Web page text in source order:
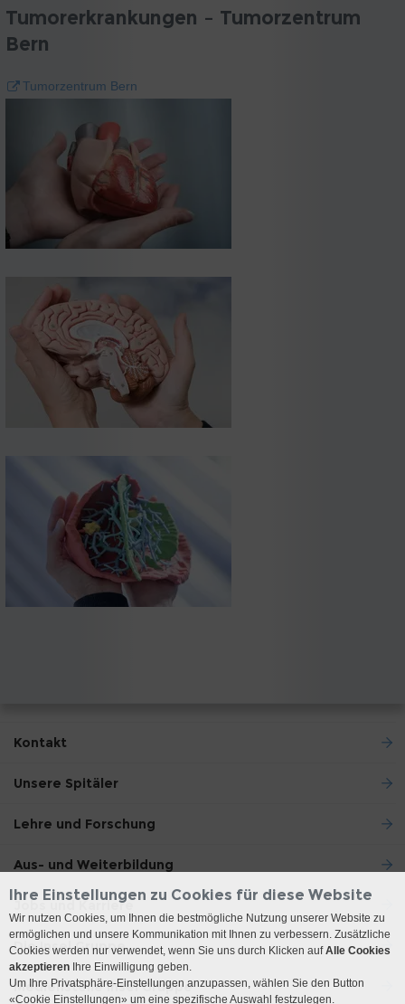
Tumorerkrankungen – Tumorzentrum
Bern
Tumorzentrum Bern
Kontakt
Unsere Spitäler
Lehre und Forschung
Aus- und Weiterbildung
Jobs und Karriere
Die Insel Gruppe
Medienstelle Insel Gruppe
Ihre Einstellungen zu Cookies für diese Website
Wir nutzen Cookies, um Ihnen die bestmögliche Nutzung unserer Website zu
ermöglichen und unsere Kommunikation mit Ihnen zu verbessern. Zusätzliche
Cookies werden nur verwendet, wenn Sie uns durch Klicken aufAlle Cookies
akzeptieren Ihre Einwilligung geben.
Um Ihre Privatsphäre-Einstellungen anzupassen, wählen Sie den Button
«Cookie Einstellungen» um eine spezifische Auswahl festzulegen.